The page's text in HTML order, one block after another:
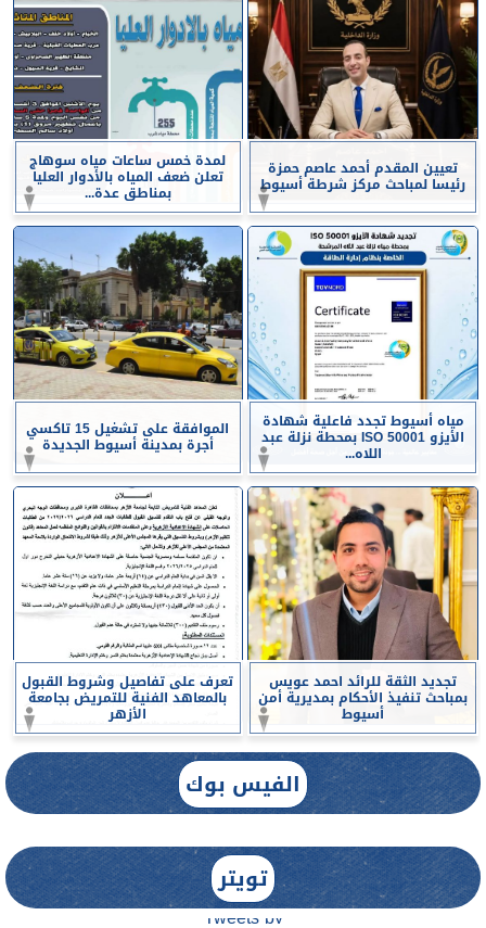
تعيين المقدم أحمد عاصم حمزة
رئيسا لمباحث مركز شرطة أسيوط
لمدة خمس ساعات مياه سوهاج
تعلن ضعف المياه بالأدوار العليا
بمناطق عدة...
مياه أسيوط تجدد فاعلية شهادة
الأيزو ISO 50001 بمحطة نزلة عبد
اللاه...
الموافقة على تشغيل 15 تاكسي
أجرة بمدينة أسيوط الجديدة
تجديد الثقة للرائد احمد عويس
بمباحث تنفيذ الأحكام بمديرية أمن
أسيوط
تعرف على تفاصيل وشروط القبول
بالمعاهد الفنية للتمريض بجامعة
الأزهر
الفيس بوك
تويتر
Tweets by